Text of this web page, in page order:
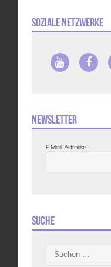
Soziale Netzwerke
Newsletter
E-Mail Adresse
Suche
nach: